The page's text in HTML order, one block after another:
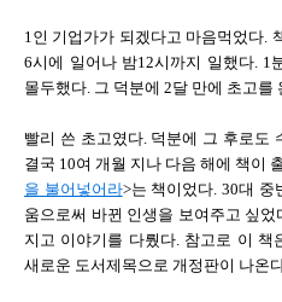
1인 기업가가 되겠다고 마음먹었다.
6시에 일어나 밤12시까지 일했다. 1
몰두했다. 그 덕분에 2달 만에 초고를
빨리 쓴 초고였다. 덕분에 그 후로도
결국 10여 개월 지나 다음 해에 책이
을 불어넣어라>는 책이었다. 30대 중
움으로써 바뀐 인생을 보여주고 싶
지고 이야기를 다뤘다. 참고로 이 책
새로운 도서제목으로 개정판이 나온